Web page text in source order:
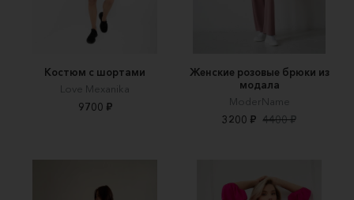
Костюм с шортами
Love Mexanika
9700 ₽
Женские розовые брюки из
модала
ModerName
3200 ₽ 4400 ₽